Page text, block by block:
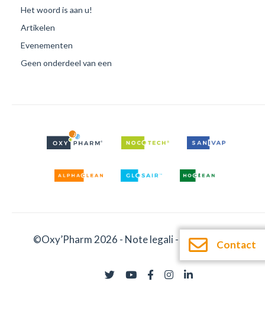
Het woord is aan u!
Artikelen
Evenementen
Geen onderdeel van een
©Oxy’Pharm 2026 - Note legali- Documentatie
Contact